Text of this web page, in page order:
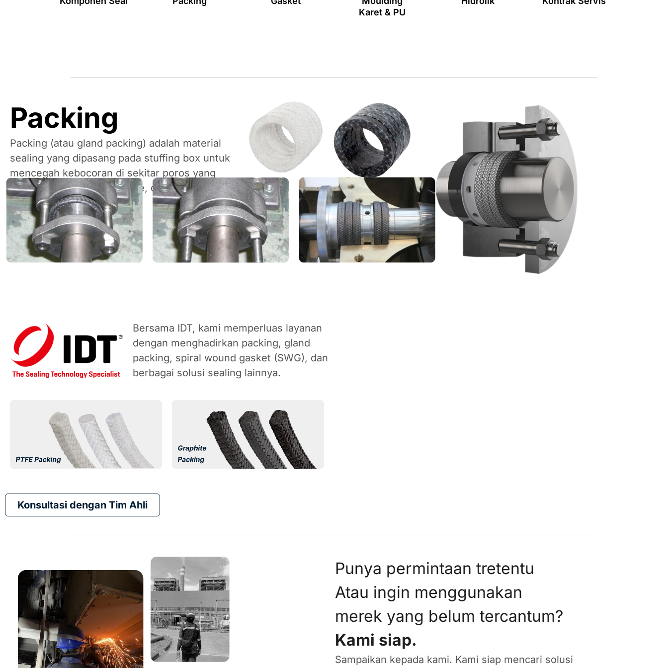
Karet & PU
Packing
Packing (atau gland packing) adalah material
sealing yang dipasang pada stuffing box untuk
mencegah kebocoran di sekitar poros yang
bergerak pada pompa, valve, dan agitator.
Bersama IDT, kami memperluas layanan
dengan menghadirkan packing, gland
packing, spiral wound gasket (SWG), dan
berbagai solusi sealing lainnya.
Konsultasi dengan Tim Ahli
Punya permintaan tretentu
Atau ingin menggunakan
merek yang belum tercantum?
Kami siap.
Sampaikan kepada kami. Kami siap mencari solusi